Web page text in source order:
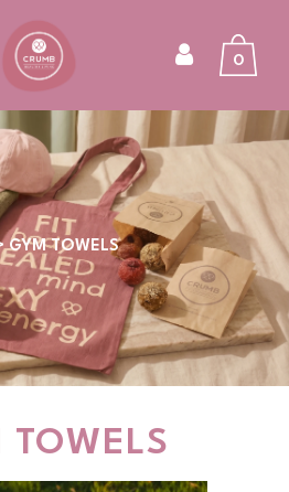
0
GYM TOWELS
TOWELS